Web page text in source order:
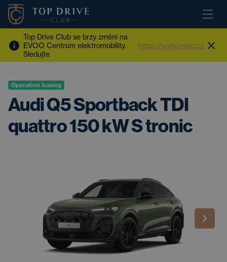
Top Drive Club se brzy změní na
EVOO Centrum elektromobility.
Sledujte
https://www.evoo.cz
Operativní leasing
Audi Q5 Sportback TDI
quattro 150 kW S tronic